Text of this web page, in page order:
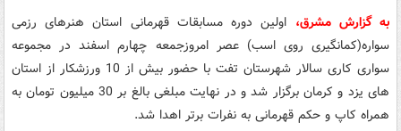
به گزارش مشرق، اولین دوره مسابقات قهرمانی استان هنرهای رزمی
سواره(کمانگیری روی اسب) عصر امروزجمعه چهارم اسفند در مجموعه
سواری کاری سالار شهرستان تفت با حضور بیش از 10 ورزشکار از استان
های یزد و کرمان برگزار شد و در نهایت مبلغی بالغ بر 30 میلیون تومان به
همراه کاپ و حکم قهرمانی به نفرات برتر اهدا شد.